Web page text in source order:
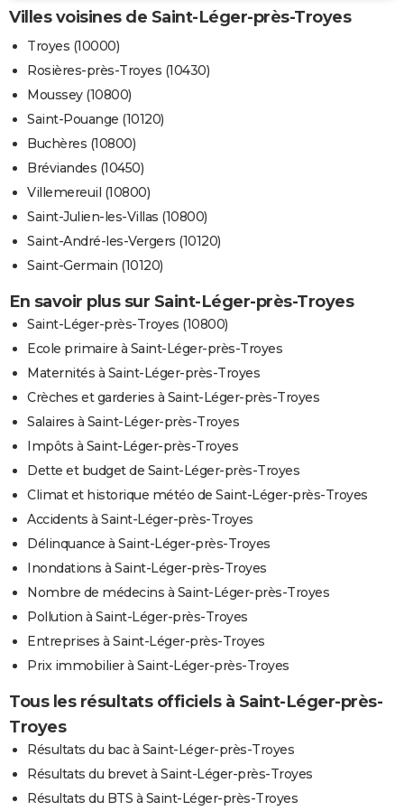
Villes voisines de Saint-Léger-près-Troyes
Troyes (10000)
Rosières-près-Troyes (10430)
Moussey (10800)
Saint-Pouange (10120)
Buchères (10800)
Bréviandes (10450)
Villemereuil (10800)
Saint-Julien-les-Villas (10800)
Saint-André-les-Vergers (10120)
Saint-Germain (10120)
En savoir plus sur Saint-Léger-près-Troyes
Saint-Léger-près-Troyes (10800)
Ecole primaire à Saint-Léger-près-Troyes
Maternités à Saint-Léger-près-Troyes
Crèches et garderies à Saint-Léger-près-Troyes
Salaires à Saint-Léger-près-Troyes
Impôts à Saint-Léger-près-Troyes
Dette et budget de Saint-Léger-près-Troyes
Climat et historique météo de Saint-Léger-près-Troyes
Accidents à Saint-Léger-près-Troyes
Délinquance à Saint-Léger-près-Troyes
Inondations à Saint-Léger-près-Troyes
Nombre de médecins à Saint-Léger-près-Troyes
Pollution à Saint-Léger-près-Troyes
Entreprises à Saint-Léger-près-Troyes
Prix immobilier à Saint-Léger-près-Troyes
Tous les résultats officiels à Saint-Léger-près-
Troyes
Résultats du bac à Saint-Léger-près-Troyes
Résultats du brevet à Saint-Léger-près-Troyes
Résultats du BTS à Saint-Léger-près-Troyes